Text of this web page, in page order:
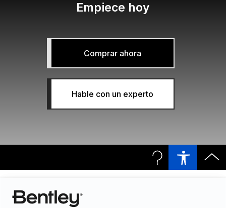
Empiece hoy
Comprar ahora
Hable con un experto